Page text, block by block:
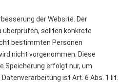
der Website. Der
überprüfen, sollten konkrete
bestimmten Personen
nicht vorgenommen. Diese
Speicherung erfolgt nur, um
ist Art. 6 Abs. 1 lit.